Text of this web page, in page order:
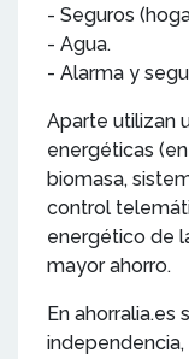
- Seguros
- Agua.
- Alarma y
Aparte utilizan
energéticas
biomasa,
control
energético de
mayor ahorro.
En